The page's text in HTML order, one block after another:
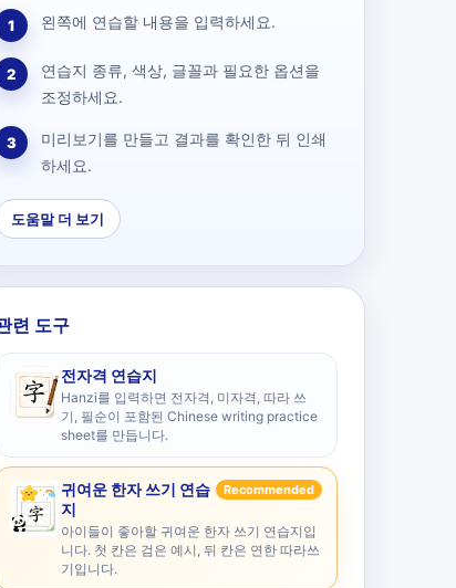
1 왼쪽에 연습할 내용을 입력하세요.
2
연습지 종류, 색상, 글꼴과 필요한 옵션을
조정하세요.
3
미리보기를 만들고 결과를 확인한 뒤 인쇄
하세요.
도움말 더 보기
련 도구
전자격 연습지
Hanzi를 입력하면 전자격, 미자격, 따라 쓰
기, 필순이 포함된 Chinese writing practice
sheet를 만듭니다.
귀여운 한자 쓰기 연습
지
Recommended
아이들이 좋아할 귀여운 한자 쓰기 연습지입
니다. 첫 칸은 검은 예시, 뒤 칸은 연한 따라쓰
기입니다.